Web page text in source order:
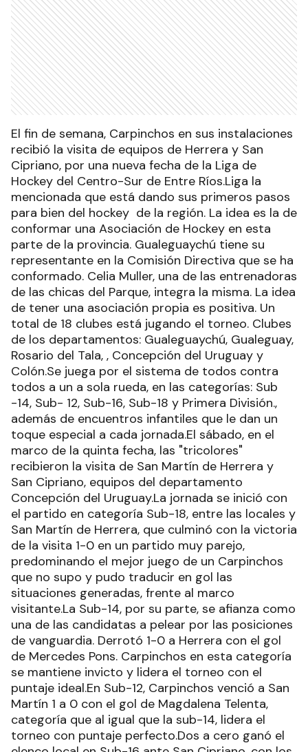
El fin de semana, Carpinchos en sus instalaciones
recibió la visita de equipos de Herrera y San
Cipriano, por una nueva fecha de la Liga de
Hockey del Centro-Sur de Entre Ríos.Liga la
mencionada que está dando sus primeros pasos
para bien del hockey de la región. La idea es la de
conformar una Asociación de Hockey en esta
parte de la provincia. Gualeguaychú tiene su
representante en la Comisión Directiva que se ha
conformado. Celia Muller, una de las entrenadoras
de las chicas del Parque, integra la misma. La idea
de tener una asociación propia es positiva. Un
total de 18 clubes está jugando el torneo. Clubes
de los departamentos: Gualeguaychú, Gualeguay,
Rosario del Tala, , Concepción del Uruguay y
Colón.Se juega por el sistema de todos contra
todos a un a sola rueda, en las categorías: Sub
-14, Sub- 12, Sub-16, Sub-18 y Primera División.,
además de encuentros infantiles que le dan un
toque especial a cada jornada.El sábado, en el
marco de la quinta fecha, las "tricolores"
recibieron la visita de San Martín de Herrera y
San Cipriano, equipos del departamento
Concepción del Uruguay.La jornada se inició con
el partido en categoría Sub-18, entre las locales y
San Martín de Herrera, que culminó con la victoria
de la visita 1-0 en un partido muy parejo,
predominando el mejor juego de un Carpinchos
que no supo y pudo traducir en gol las
situaciones generadas, frente al marco
visitante.La Sub-14, por su parte, se afianza como
una de las candidatas a pelear por las posiciones
de vanguardia. Derrotó 1-0 a Herrera con el gol
de Mercedes Pons. Carpinchos en esta categoría
se mantiene invicto y lidera el torneo con el
puntaje ideal.En Sub-12, Carpinchos venció a San
Martín 1 a 0 con el gol de Magdalena Telenta,
categoría que al igual que la sub-14, lidera el
torneo con puntaje perfecto.Dos a cero ganó el